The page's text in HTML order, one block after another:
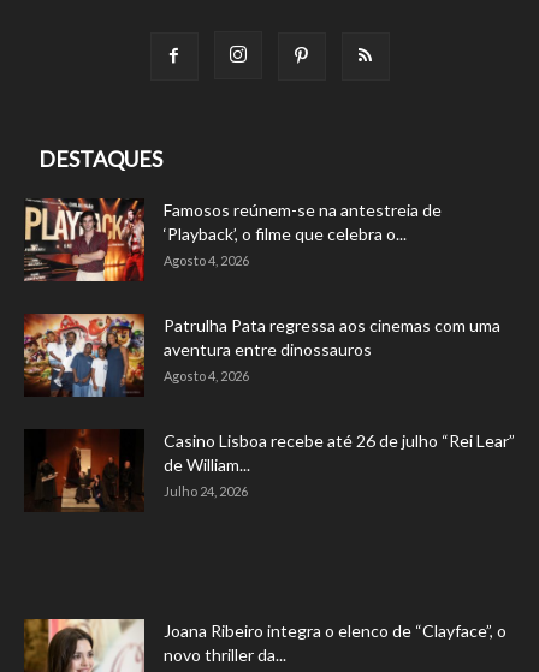
DESTAQUES
Famosos reúnem-se na antestreia de
‘Playback’, o filme que celebra o...
Agosto 4, 2026
Patrulha Pata regressa aos cinemas com uma
aventura entre dinossauros
Agosto 4, 2026
Casino Lisboa recebe até 26 de julho “Rei Lear”
de William...
Julho 24, 2026
Joana Ribeiro integra o elenco de “Clayface”, o
novo thriller da...